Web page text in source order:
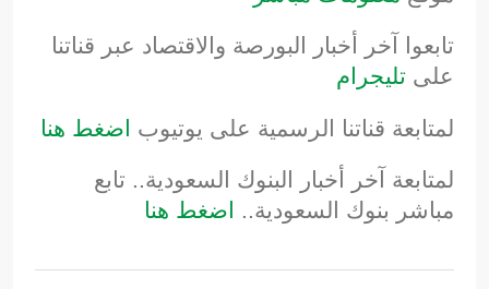
تابعوا آخر أخبار البورصة والاقتصاد عبر قناتنا
على تليجرام
لمتابعة قناتنا الرسمية على يوتيوب اضغط هنا
لمتابعة آخر أخبار البنوك السعودية.. تابع
مباشر بنوك السعودية..
اضغط هنا